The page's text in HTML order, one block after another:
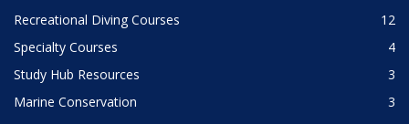
Recreational Diving Courses
12
Specialty Courses
4
Study Hub Resources
3
Marine Conservation
3